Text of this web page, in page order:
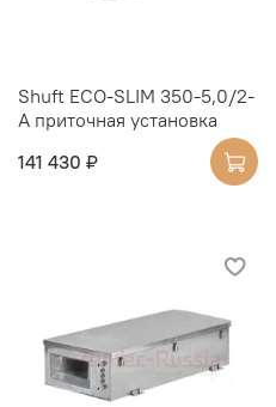
Shuft ECO-SLIM 350-5,0/2-
А приточная установка
141 430 ₽